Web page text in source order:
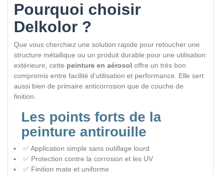
Pourquoi choisir
Delkolor ?
Que vous cherchiez une solution rapide pour retoucher une
structure métallique ou un produit durable pour une utilisation
extérieure, cette peinture en aérosol offre un très bon
compromis entre facilité d'utilisation et performance. Elle sert
aussi bien de primaire anticorrosion que de couche de
finition.
Les points forts de la
peinture antirouille
✅ Application simple sans outillage lourd
✅ Protection contre la corrosion et les UV
✅ Finition mate et uniforme